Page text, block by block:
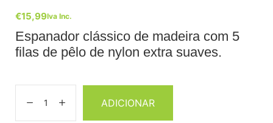
€15,99Iva Inc.
Espanador clássico de madeira com 5
filas de pêlo de nylon extra suaves.
ADICIONAR